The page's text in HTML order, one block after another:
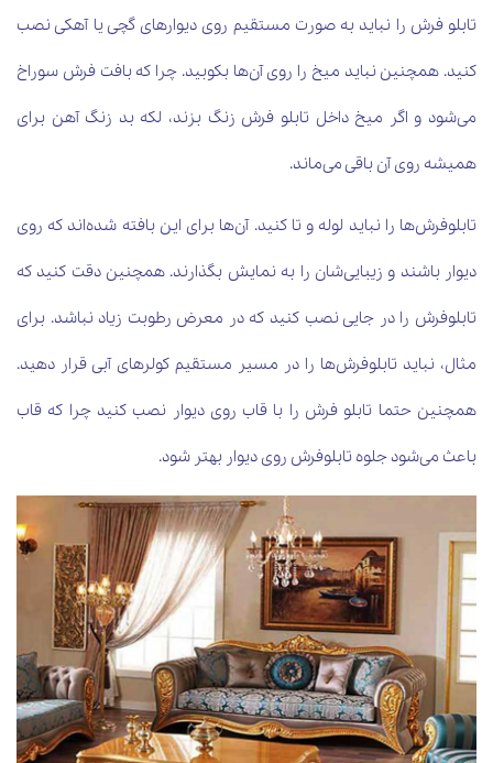
تابلو فرش را نباید به صورت مستقیم روی دیوارهای گچی یا آهکی نصب
کنید. همچنین نباید میخ را روی آن‌ها بکوبید. چرا که بافت فرش سوراخ
می‌شود و اگر میخ داخل تابلو فرش زنگ بزند، لکه بد زنگ آهن برای
همیشه روی آن باقی می‌ماند.
تابلوفرش‌ها را نباید لوله و تا کنید. آن‌ها برای این بافته شده‌اند که روی
دیوار باشند و زیبایی‌شان را به نمایش بگذارند. همچنین دقت کنید که
تابلوفرش را در جایی نصب کنید که در معرض رطوبت زیاد نباشد. برای
مثال، نباید تابلوفرش‌ها را در مسیر مستقیم کولرهای آبی قرار دهید.
همچنین حتما تابلو فرش را با قاب روی دیوار نصب کنید چرا که قاب
باعث می‌شود جلوه تابلوفرش روی دیوار بهتر شود.